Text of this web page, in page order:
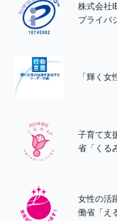
株式会社
プライバ
「輝く
子育て支
省「くる
女性の活
働省「え